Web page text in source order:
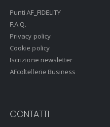
Punti AF_FIDELITY
F.A.Q.
Privacy policy
Cookie policy
Iscrizione newsletter
AFcoltellerie Business
CONTATTI